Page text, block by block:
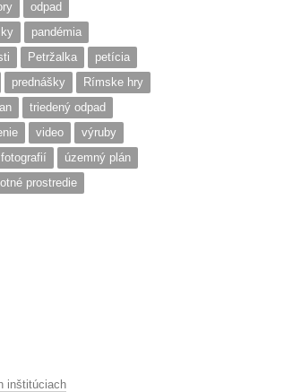
odpad
pandémia
Petržalka
petícia
prednášky
Rímske hry
triedený odpad
video
výruby
územný plán
prostredie
inštitúciach